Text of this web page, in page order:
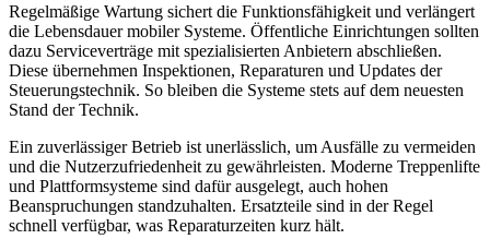
Regelmäßige Wartung sichert die Funktionsfähigkeit und verlängert
die Lebensdauer mobiler Systeme. Öffentliche Einrichtungen sollten
dazu Serviceverträge mit spezialisierten Anbietern abschließen.
Diese übernehmen Inspektionen, Reparaturen und Updates der
Steuerungstechnik. So bleiben die Systeme stets auf dem neuesten
Stand der Technik.
Ein zuverlässiger Betrieb ist unerlässlich, um Ausfälle zu vermeiden
und die Nutzerzufriedenheit zu gewährleisten. Moderne Treppenlifte
und Plattformsysteme sind dafür ausgelegt, auch hohen
Beanspruchungen standzuhalten. Ersatzteile sind in der Regel
schnell verfügbar, was Reparaturzeiten kurz hält.